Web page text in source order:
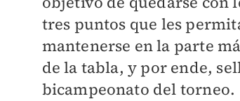
tres puntos que les
mantenerse en la parte
de la tabla, y por ende,
bicampeonato del torneo.